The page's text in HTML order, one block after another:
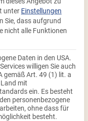
Videos
und nicht nur in
zünftig gefeiert.
Schmankerl wie
von Burgis.
Thermomix – so
unter Einstellungen
Sie, dass aufgrund
nicht alle Funktionen
Daten in den USA.
willigen Sie auch
gemäß Art. 49 (1) lit. a
Land mit
ein. Es besteht
personenbezogene
ohne dass für
besteht.